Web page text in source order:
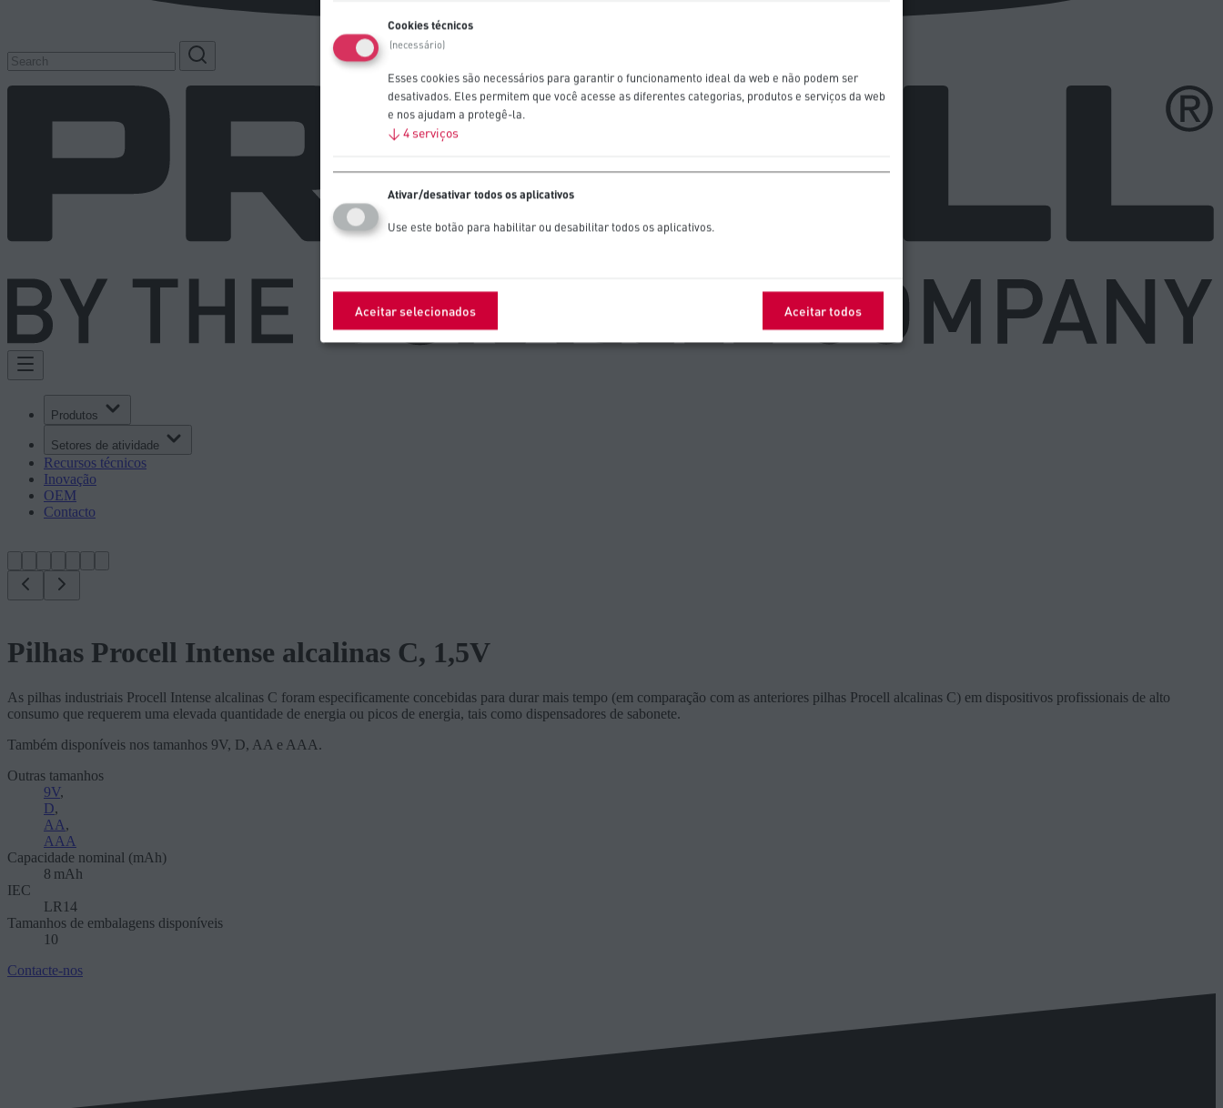
Produtos
Setores de atividade
Recursos técnicos
Inovação
OEM
Contacto
Pilhas Procell Intense alcalinas C, 1,5V
As pilhas industriais Procell Intense alcalinas C foram especificamente concebidas para durar mais tempo (em comparação com as anteriores pilhas Procell alcalinas C) em dispositivos profissionais de alto
consumo que requerem uma elevada quantidade de energia ou picos de energia, tais como dispensadores de sabonete.
Também disponíveis nos tamanhos 9V, D, AA e AAA.
Outras tamanhos
9V,
D,
AA,
AAA
Capacidade nominal (mAh)
8 mAh
IEC
LR14
Tamanhos de embalagens disponíveis
10
Contacte-nos
Cookies técnicos
(necessário)
Esses cookies são necessários para garantir o funcionamento ideal da web e não podem ser
desativados. Eles permitem que você acesse as diferentes categorias, produtos e serviços da web
e nos ajudam a protegê-la.
↓ 4 serviços
Ativar/desativar todos os aplicativos
Use este botão para habilitar ou desabilitar todos os aplicativos.
Aceitar selecionados Aceitar todos